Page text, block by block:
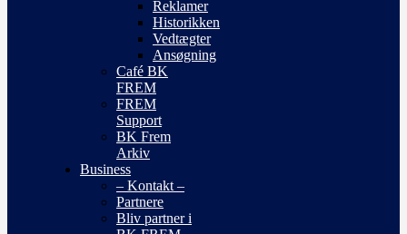
Reklamer
Historikken
Vedtægter
Ansøgning
Café BK
FREM
FREM
Support
BK Frem
Arkiv
Business
– Kontakt –
Partnere
Bliv partner i